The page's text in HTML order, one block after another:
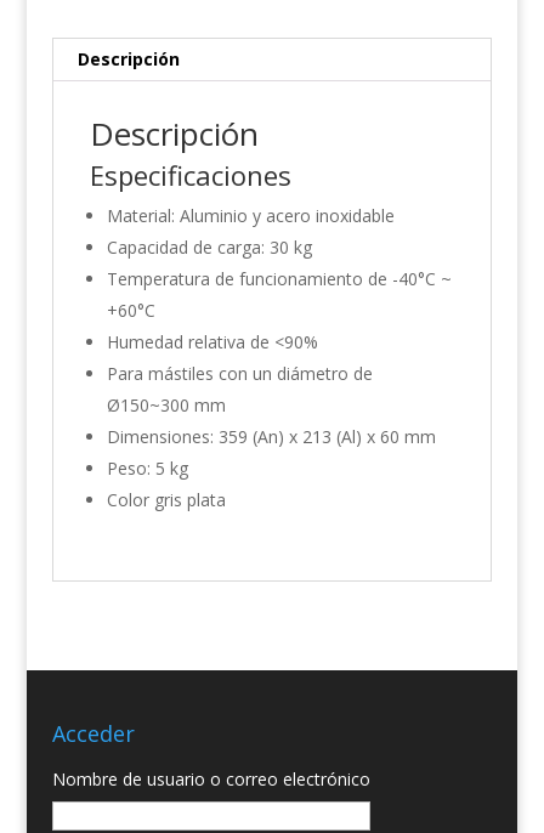
Descripción
Descripción
Especificaciones
Material: Aluminio y acero inoxidable
Capacidad de carga: 30 kg
Temperatura de funcionamiento de -40°C ~
+60°C
Humedad relativa de <90%
Para mástiles con un diámetro de
Ø150~300 mm
Dimensiones: 359 (An) x 213 (Al) x 60 mm
Peso: 5 kg
Color gris plata
Acceder
Nombre de usuario o correo electrónico